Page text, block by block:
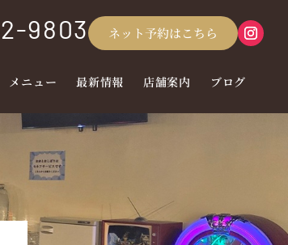
9803 ネット予約はこちら
メニュー 最新情報 店舗案内 ブログ